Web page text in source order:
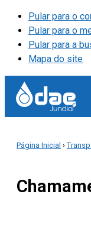
Pular para o
Pular para o
Pular para a
Mapa do site
Página Inicial ›